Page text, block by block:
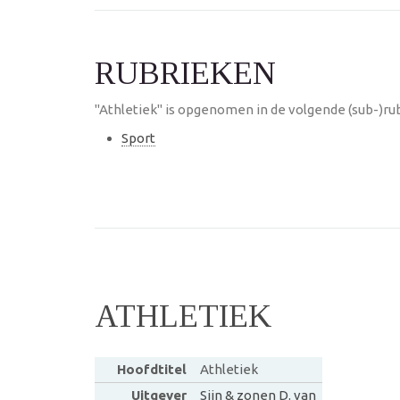
RUBRIEKEN
"Athletiek" is opgenomen in de volgende (sub-
Sport
ATHLETIEK
Hoofdtitel
Athletiek
Uitgever
Sijn & zonen D. van